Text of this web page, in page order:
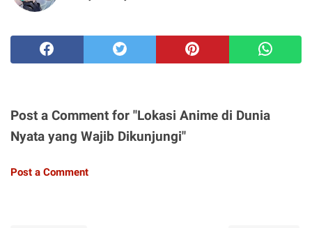
Post a Comment for "Lokasi Anime di Dunia
Nyata yang Wajib Dikunjungi"
Post a Comment